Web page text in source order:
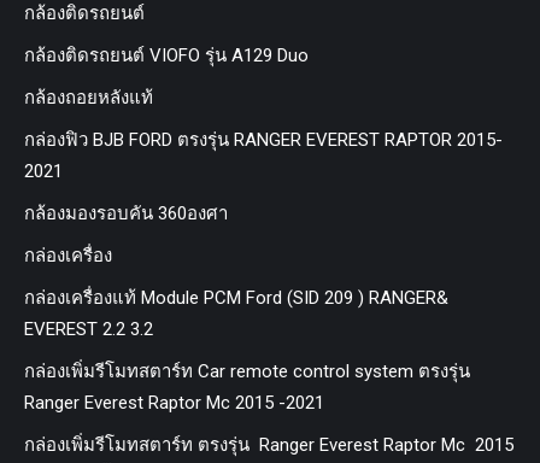
กล้องติดรถยนต์
กล้องติดรถยนต์ VIOFO รุ่น A129 Duo
กล้องถอยหลังแท้
กล่องฟิว BJB FORD ตรงรุ่น RANGER EVEREST RAPTOR 2015-
2021
กล้องมองรอบคัน 360องศา
กล่องเครื่อง
กล่องเครื่องแท้ Module PCM Ford (SID 209 ) RANGER&
EVEREST 2.2 3.2
กล่องเพิ่มรีโมทสตาร์ท Car remote control system ตรงรุ่น
Ranger Everest Raptor Mc 2015 -2021
กล่องเพิ่มรีโมทสตาร์ท ตรงรุ่น Ranger Everest Raptor Mc 2015